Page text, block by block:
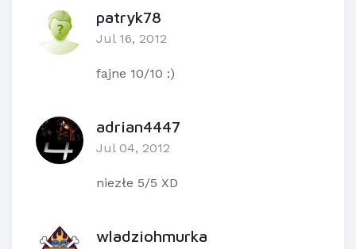
patryk78
Jul 16, 2012
fajne 10/10 :)
adrian4447
Jul 04, 2012
niezłe 5/5 XD
wladziohmurka